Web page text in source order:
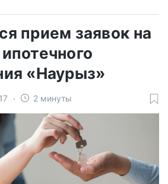
прием заявок на
«Наурыз»
2 минуты